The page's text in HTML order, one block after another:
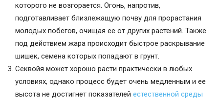
которого не возгорается. Огонь, напротив,
подготавливает близлежащую почву для прорастания
молодых побегов, очищая ее от других растений. Также
под действием жара происходит быстрое раскрывание
шишек, семена которых попадают в грунт.
Секвойя может хорошо расти практически в любых
условиях, однако процесс будет очень медленным и ее
высота не достигнет показателей естественной среды